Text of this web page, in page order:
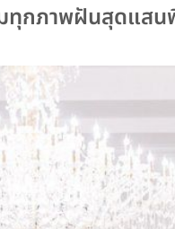
ทุกภาพฝันสุดแส